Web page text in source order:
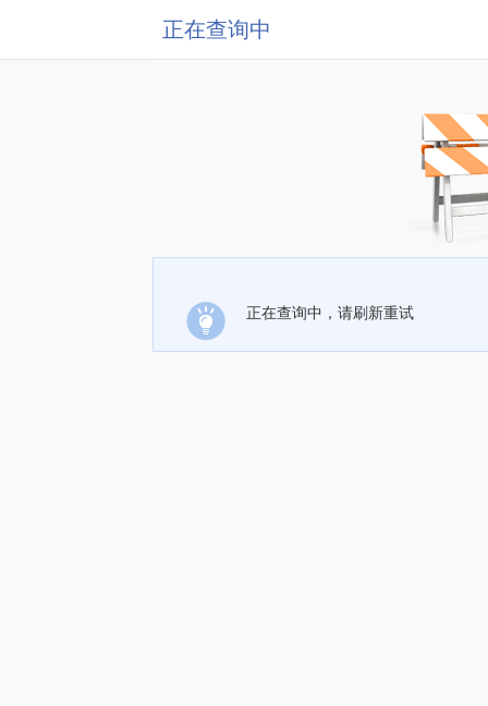
正在查询中
正在查询中，请刷新重试